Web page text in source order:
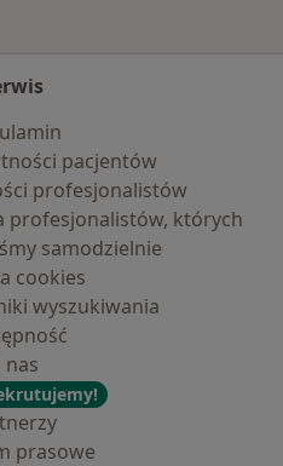
pacjentów
profesjonalistów
profesjonalistów, których
samodzielnie
cookies
wyszukiwania
nas
prasowe